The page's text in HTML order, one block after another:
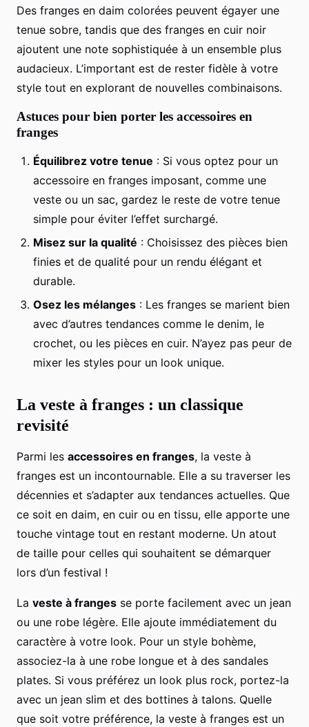
Des franges en daim colorées peuvent égayer une
tenue sobre, tandis que des franges en cuir noir
ajoutent une note sophistiquée à un ensemble plus
audacieux. L’important est de rester fidèle à votre
style tout en explorant de nouvelles combinaisons.
Astuces pour bien porter les accessoires en
franges
Équilibrez votre tenue : Si vous optez pour un
accessoire en franges imposant, comme une
veste ou un sac, gardez le reste de votre tenue
simple pour éviter l’effet surchargé.
Misez sur la qualité : Choisissez des pièces bien
finies et de qualité pour un rendu élégant et
durable.
Osez les mélanges : Les franges se marient bien
avec d’autres tendances comme le denim, le
crochet, ou les pièces en cuir. N’ayez pas peur de
mixer les styles pour un look unique.
La veste à franges : un classique
revisité
Parmi les accessoires en franges, la veste à
franges est un incontournable. Elle a su traverser les
décennies et s’adapter aux tendances actuelles. Que
ce soit en daim, en cuir ou en tissu, elle apporte une
touche vintage tout en restant moderne. Un atout
de taille pour celles qui souhaitent se démarquer
lors d’un festival !
La veste à franges se porte facilement avec un jean
ou une robe légère. Elle ajoute immédiatement du
caractère à votre look. Pour un style bohème,
associez-la à une robe longue et à des sandales
plates. Si vous préférez un look plus rock, portez-la
avec un jean slim et des bottines à talons. Quelle
que soit votre préférence, la veste à franges est un